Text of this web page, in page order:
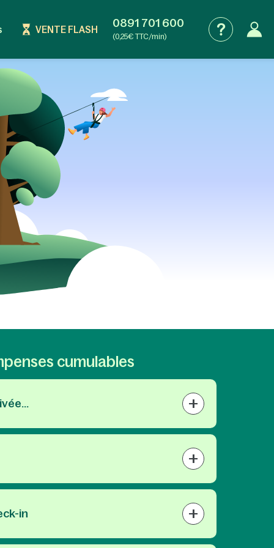
VENTE FLASH 0891 701 600
(0,25€ TTC/min)
cumulables
+
+
in +